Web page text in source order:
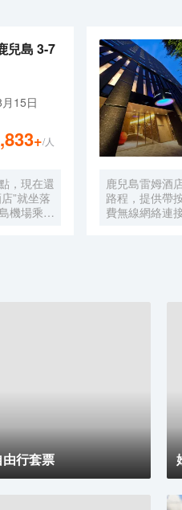
兒島 3-7
15日
+/人
，現在還
”就坐落
機場乘坐
而愜意
庭園，
善的設
日本最
參觀；
館”，是
部分。
虎、考拉
的“鹿兒
精彩的
的惠
鹿兒島雷姆酒
路程，提供帶
費無線網絡連
行套票